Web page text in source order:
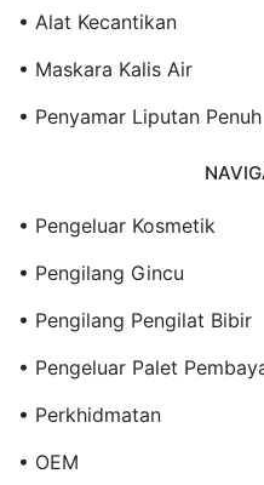
• Alat Kecantikan
• Maskara Kalis Air
• Penyamar Liputan Penuh
• Pengeluar Kosmetik
• Pengilang Gincu
• Pengilang Pengilat Bibir
• Pengeluar Palet
• Perkhidmatan
• OEM